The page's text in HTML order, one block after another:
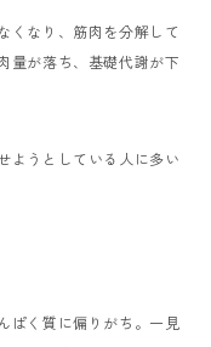
くなり、筋肉を分解して
量が落ち、基礎代謝が下
ようとしている人に多い
く質に偏りがち。 一見